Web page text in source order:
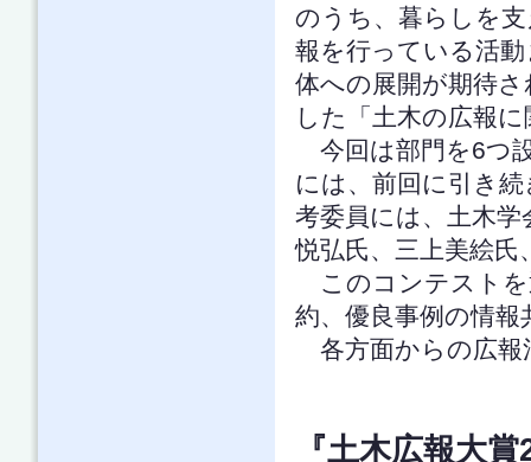
のうち、暮らしを
報を行っている活
体への展開が期待
した「土木の広報
今回は部門を6つ
には、前回に引き
考委員には、土木
悦弘氏、三上美絵氏
このコンテストを
約、優良事例の情
各方面からの広報
『土木広報大